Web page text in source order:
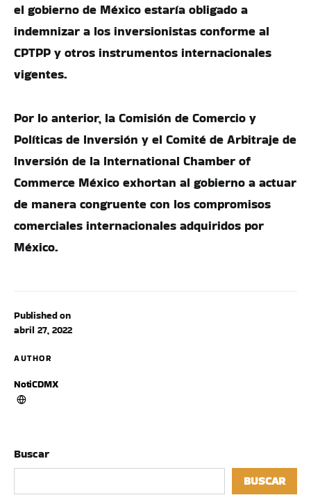
Published on
abril 27, 2022
AUTHOR
NotiCDMX
el gobierno de México estaría obligado a
indemnizar a los inversionistas conforme al
CPTPP y otros instrumentos internacionales
vigentes.
Por lo anterior, la Comisión de Comercio y
Políticas de Inversión y el Comité de Arbitraje de
Inversión de la International Chamber of
Commerce México exhortan al gobierno a actuar
de manera congruente con los compromisos
comerciales internacionales adquiridos por
México.
Buscar
BUSCAR